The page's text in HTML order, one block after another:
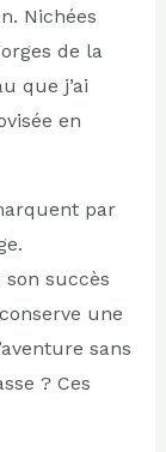
Nichées
de la
que j’ai
en
par
succès
une
sans
? Ces